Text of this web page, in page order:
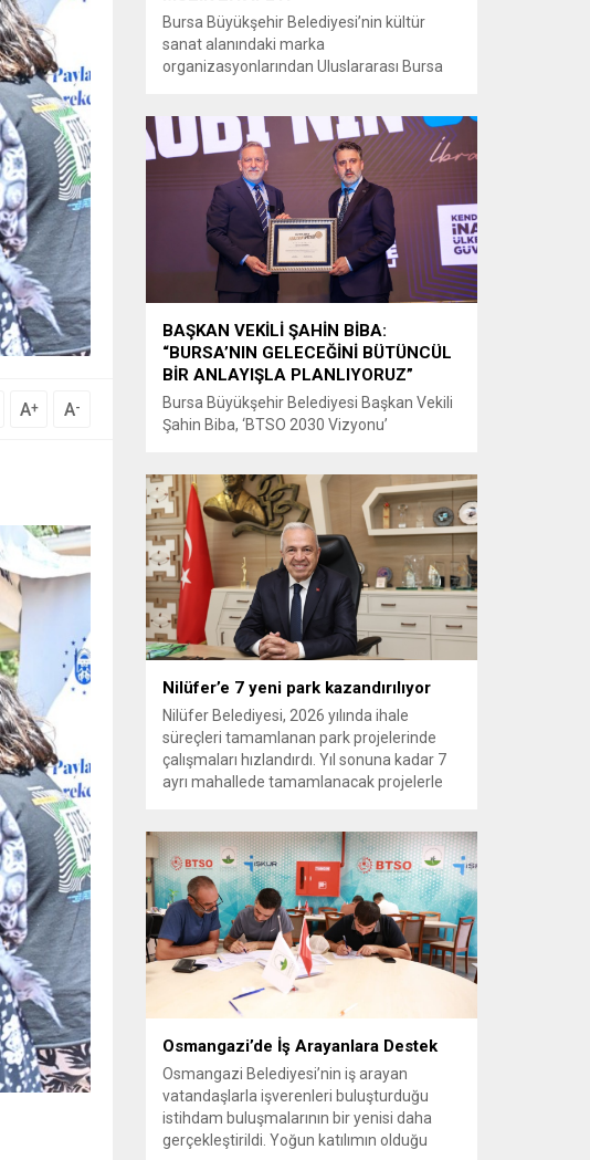
A+ A-
Bursa Büyükşehir Belediyesi’nin kültür
sanat alanındaki marka
organizasyonlarından Uluslararası Bursa
Büyükşehir Belediyesi adına Bursa Kültür
Sanat ve Turizm Vakfı (BKSTV) tarafından
bu yıl 64’üncüsü düzenlenen Uluslararası
Bursa Festivali, sevilen sanatçı Aslı Hünel’i
müzikseverlerle buluşturdu. Uludağ İçecek
ana sponsorluğunda düzenlenen...
BAŞKAN VEKİLİ ŞAHİN BİBA:
“BURSA’NIN GELECEĞİNİ BÜTÜNCÜL
BİR ANLAYIŞLA PLANLIYORUZ”
Bursa Büyükşehir Belediyesi Başkan Vekili
Şahin Biba, ‘BTSO 2030 Vizyonu’
programında, “Bursa’mızın ulaşım ve
turizm master planlarını vatandaşlarımızın
konforunu ve güvenliğini esas alarak
hazırlıyoruz. Çevre düzeni planı
çalışmalarımızı da şehrimizin gelecek
yıllardaki gelişimini bütüncül bir anlayışla
yönlendirecek şekilde sürdürüyoruz. KOBİ
OSB de...
Nilüfer’e 7 yeni park kazandırılıyor
Nilüfer Belediyesi, 2026 yılında ihale
süreçleri tamamlanan park projelerinde
çalışmaları hızlandırdı. Yıl sonuna kadar 7
ayrı mahallede tamamlanacak projelerle
Belediyesi, ilçe genelinde kişi başına düşen
yeşil alan miktarını artırmak ve
vatandaşlara yeni yaşam alanları sunmak
amacıyla yürüttüğü park çalışmalarını
sürdürüyor....
Osmangazi’de İş Arayanlara Destek
Osmangazi Belediyesi’nin iş arayan
vatandaşlarla işverenleri buluşturduğu
istihdam buluşmalarının bir yenisi daha
gerçekleştirildi. Yoğun katılımın olduğu